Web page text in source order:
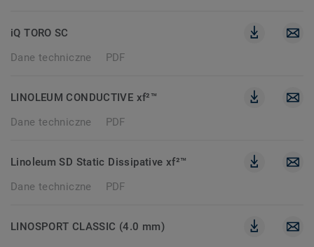
iQ TORO SC
Dane techniczne
PDF
LINOLEUM CONDUCTIVE xf²™
Dane techniczne
PDF
Linoleum SD Static Dissipative xf²™
Dane techniczne
PDF
LINOSPORT CLASSIC (4.0 mm)